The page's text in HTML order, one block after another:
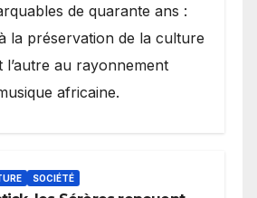
de quarante ans :
la préservation de la culture
l’autre au rayonnement
africaine.
SOCIÉTÉ